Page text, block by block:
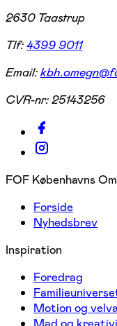
2630 Taastrup
Tlf:4399 9011
Email:
CVR-nr:25143256
FOF Københavns
Forside
Nyhedsbrev
Inspiration
Foredrag
Motion og